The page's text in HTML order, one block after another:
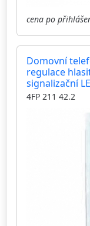
cena po
Domovní
regulace
signalizační
4FP 211 42.2